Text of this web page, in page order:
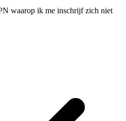
waarop ik me inschrijf zich niet